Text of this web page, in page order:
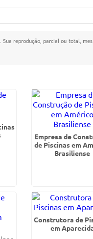
reprodução, parcial ou total,
Empresa de
de Piscinas em
Brasiliense
Construtora de
em